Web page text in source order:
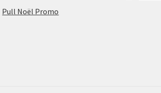
Pull Noël Promo